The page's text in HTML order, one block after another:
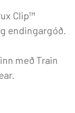
Clip™
endingargóð.
með Train